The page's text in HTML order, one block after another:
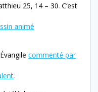
25, 14 – 30. C’est
animé
commenté par
.